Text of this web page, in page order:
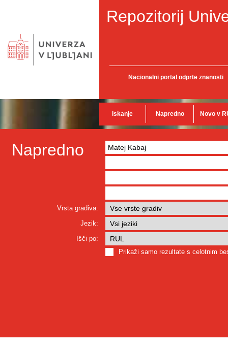
Repozitorij
Nacionalni portal odprte znanosti
Iskanje Napredno Novo v
Napredno
Vrsta gradiva:
Jezik:
Išči po:
Prikaži samo rezultate s celotnim